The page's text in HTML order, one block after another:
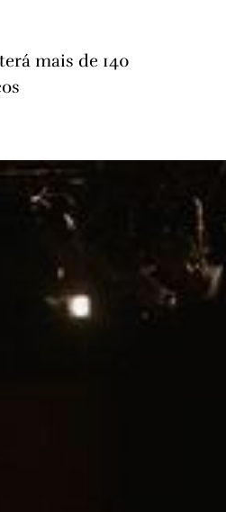
mais de 140